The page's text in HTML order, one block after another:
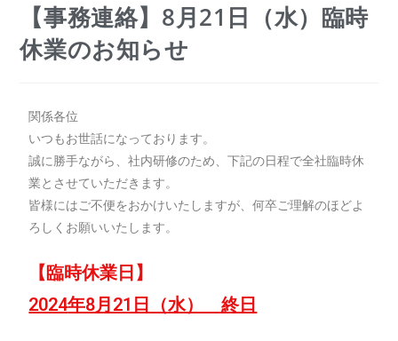
【事務連絡】8月21日（水）臨時
休業のお知らせ
関係各位
いつもお世話になっております。
誠に勝手ながら、社内研修のため、下記の日程で全社臨時休
業とさせていただきます。
皆様にはご不便をおかけいたしますが、何卒ご理解のほどよ
ろしくお願いいたします。
【臨時休業日】
2024年8月21日（水） 終日